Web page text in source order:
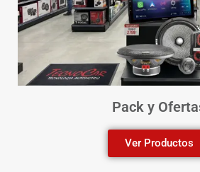
Pack y
Ver Productos